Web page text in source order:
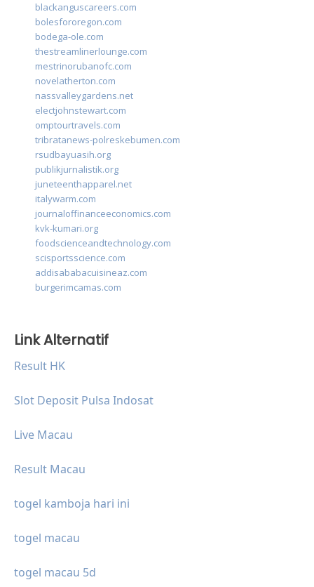
blackanguscareers.com
bolesfororegon.com
bodega-ole.com
thestreamlinerlounge.com
mestrinorubanofc.com
novelatherton.com
nassvalleygardens.net
electjohnstewart.com
omptourtravels.com
tribratanews-polreskebumen.com
rsudbayuasih.org
publikjurnalistik.org
juneteenthapparel.net
italywarm.com
journaloffinanceeconomics.com
kvk-kumari.org
foodscienceandtechnology.com
scisportsscience.com
addisababacuisineaz.com
burgerimcamas.com
Link Alternatif
Result HK
Slot Deposit Pulsa Indosat
Live Macau
Result Macau
togel kamboja hari ini
togel macau
togel macau 5d